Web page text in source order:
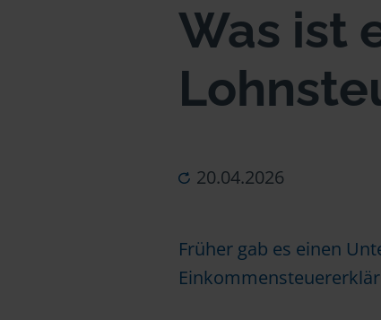
Was ist
20.04.2026
Früher gab es einen